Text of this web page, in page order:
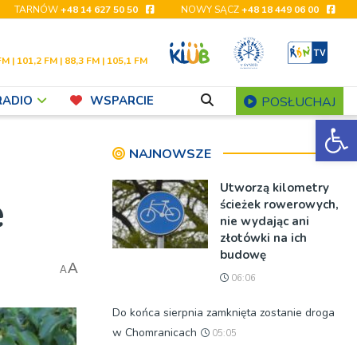
TARNÓW+48 14 627 50 50 NOWY SĄCZ+48 18 449 06 00
| 101,2 FM | 88,3 FM | 105,1 FM
WSPARCIE POSŁUCHAJ
AA
NAJNOWSZE
Utworzą kilometry
ścieżek rowerowych,
nie wydając ani
złotówki na ich
budowę
06:06
Do końca sierpnia zamknięta zostanie droga
w Chomranicach
05:05